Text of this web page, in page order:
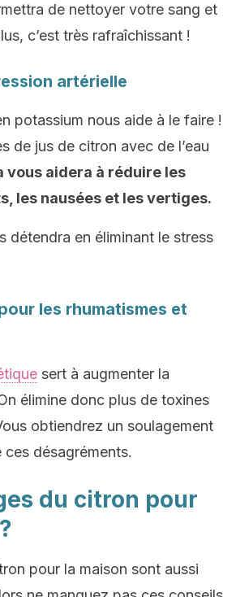
de nettoyer votre sang et
c’est très rafraîchissant !
artérielle
potassium nous aide à le faire !
de jus de citron avec de l’eau
vous aidera à réduire les
les nausées et les vertiges.
détendra en éliminant le stress
les rhumatismes et
sert à augmenter la
élimine donc plus de toxines
obtiendrez un soulagement
désagréments.
du citron pour
pour la maison sont aussi